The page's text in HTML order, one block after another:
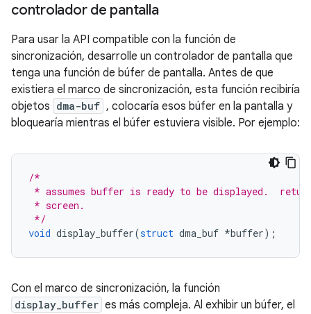
controlador de pantalla
Para usar la API compatible con la función de
sincronización, desarrolle un controlador de pantalla que
tenga una función de búfer de pantalla. Antes de que
existiera el marco de sincronización, esta función recibiría
objetos dma-buf , colocaría esos búfer en la pantalla y
bloquearía mientras el búfer estuviera visible. Por ejemplo:
/*
* assumes buffer is ready to be displayed.
* screen.
*/
void display_buffer(struct dma_buf *buffer);
Con el marco de sincronización, la función
display_buffer es más compleja. Al exhibir un búfer, el